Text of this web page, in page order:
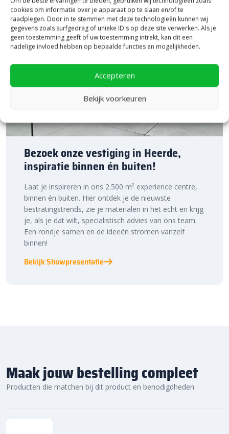
cookies om informatie over je apparaat op te slaan en/of te
raadplegen. Door in te stemmen met deze technologieën kunnen wij
gegevens zoals surfgedrag of unieke ID's op deze site verwerken. Als je
geen toestemming geeft of uw toestemming intrekt, kan dit een
nadelige invloed hebben op bepaalde functies en mogelijkheden.
Accepteren
Bekijk voorkeuren
Bezoek onze vestiging in Heerde,
inspiratie binnen én buiten!
Laat je inspireren in ons 2.500 m² experience centre,
binnen én buiten. Hier ontdek je de nieuwste
bestratingstrends, zie je materialen in het echt en krijg
je, als je dat wilt, specialistisch advies van ons team.
Een rondje samen en de ideeën stromen vanzelf
binnen!
Bekijk Showpresentatie
Maak jouw bestelling compleet
Producten die matchen bij dit product en benodigdheden